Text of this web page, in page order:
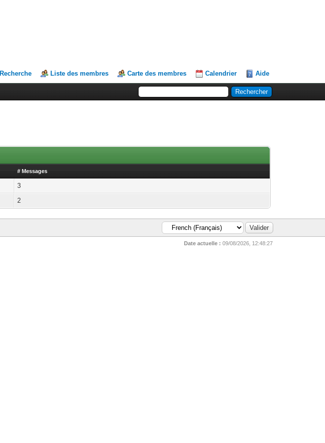
Recherche Liste des membres Carte des membres Calendrier Aide
# Messages
3
2
Date actuelle : 09/08/2026, 12:48:27